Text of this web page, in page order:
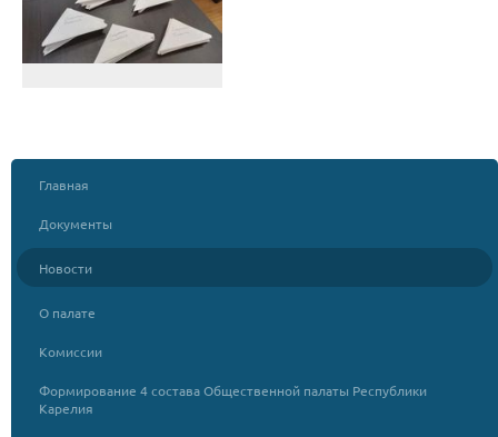
Главная
Документы
Новости
О палате
Комиссии
Формирование 4 состава Общественной палаты Республики
Карелия